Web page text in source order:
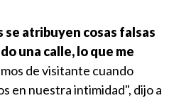
se atribuyen cosas falsas
una calle, lo que me
de visitante cuando
en nuestra intimidad", dijo a